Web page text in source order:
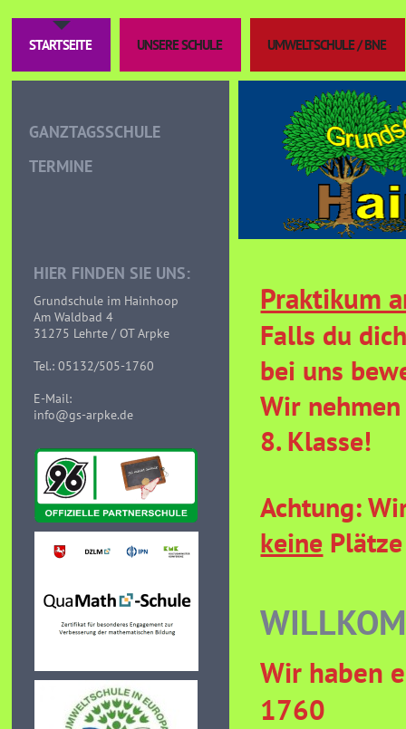
STARTSEITE UNSERE SCHULE UMWELTSCHULE / BNE
GANZTAGSSCHULE
TERMINE
HIER FINDEN SIE UNS:
Grundschule im Hainhoop
Am Waldbad 4
31275 Lehrte / OT Arpke
Tel.: 05132/505-1760
E-Mail:
info@gs-arpke.de
Praktikum
Falls du
bei uns
Wir
8. Klasse!
Achtung:
keine
Wir haben
1760